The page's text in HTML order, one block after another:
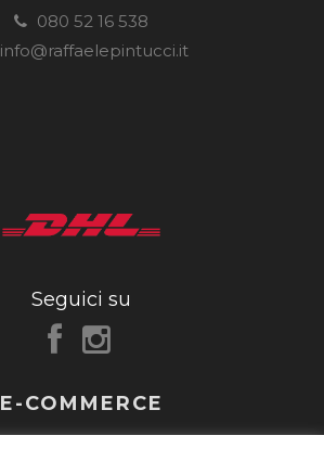
080 52 16 538
info@raffaelepintucci.it
Seguici su
E-COMMERCE